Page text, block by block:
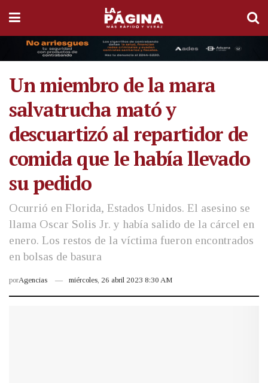
Un miembro de la mara
salvatrucha mató y
descuartizó al repartidor de
comida que le había llevado
su pedido
Ocurrió en Florida, Estados Unidos. El asesino se
llama Oscar Solis Jr. y había salido de la cárcel en
enero. Los restos de la víctima fueron encontrados
en bolsas de basura
porAgencias miércoles, 26 abril 2023 8:30 AM